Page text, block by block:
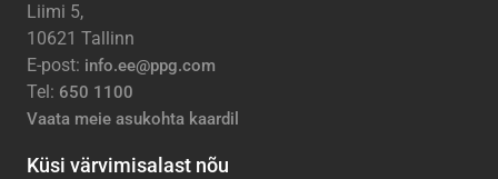
Liimi 5,
10621 Tallinn
E-post: info.ee@ppg.com
Tel: 650 1100
Vaata meie asukohta kaardil
Küsi värvimisalast nõu